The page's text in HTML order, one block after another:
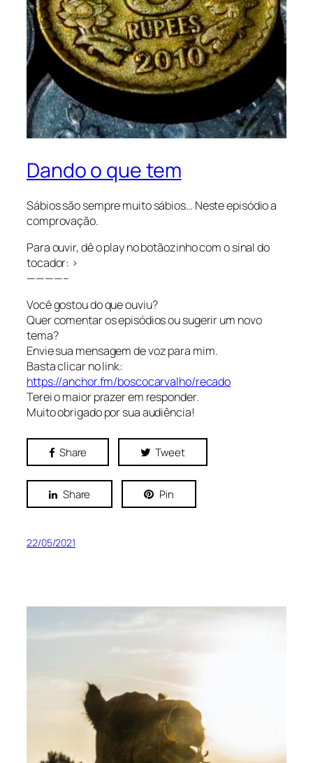
Dando o que tem
Sábios são sempre muito sábios… Neste episódio a
comprovação.
Para ouvir, dê o play no botãozinho com o sinal do
tocador: >
————–
Você gostou do que ouviu?
Quer comentar os episódios ou sugerir um novo
tema?
Envie sua mensagem de voz para mim.
Basta clicar no link:
https://anchor.fm/boscocarvalho/recado
Terei o maior prazer em responder.
Muito obrigado por sua audiência!
Share Tweet
Share Pin
22/05/2021